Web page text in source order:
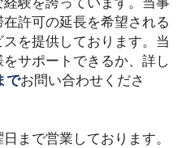
許可の延長を希望される
を提供しております。当
サポートできるか、詳し
でお問い合わせくださ
まで営業しております。